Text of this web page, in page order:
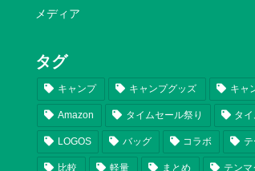
メディア
タグ
キャンプ キャンプグッズ キャ
Amazon タイムセール祭り タ
LOGOS バッグ コラボ
比較 軽量 まとめ テンマ